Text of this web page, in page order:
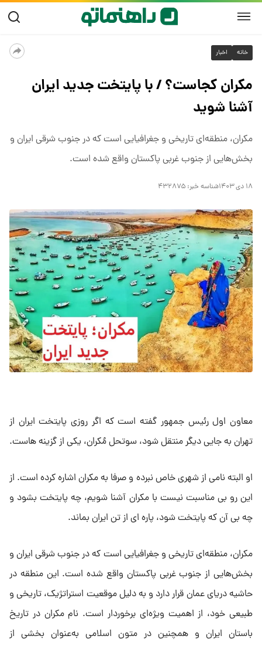
خانه اخبار
مکران کجاست؟ / با پایتخت جدید ایران
آشنا شوید
مکران، منطقه‌ای تاریخی و جغرافیایی است که در جنوب شرقی ایران و
بخش‌هایی از جنوب غربی پاکستان واقع شده است.
۱۸ دی ۱۴۰۳ شناسه خبر: ۴۳۲۸۷۵
معاون اول رئیس جمهور گفته است که اگر روزی پایتخت ایران از
تهران به جایی دیگر منتقل شود، سوتحل مُکران، یکی از گزینه هاست.
او البته نامی از شهری خاص نبرده و صرفا به مکران اشاره کرده است. از
این رو بی مناسبت نیست با مکران آشنا شویم، چه پایتخت بشود و
چه بی آن که پایتخت شود، پاره ای از تن ایران بماند.
مکران، منطقه‌ای تاریخی و جغرافیایی است که در جنوب شرقی ایران و
بخش‌هایی از جنوب غربی پاکستان واقع شده است. این منطقه در
حاشیه دریای عمان قرار دارد و به دلیل موقعیت استراتژیک، تاریخی و
طبیعی خود، از اهمیت ویژه‌ای برخوردار است. نام مکران در تاریخ
باستان ایران و همچنین در متون اسلامی به‌عنوان بخشی از